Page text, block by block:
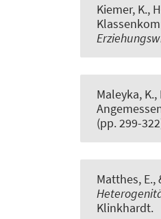
Kiemer, K.,
Maleyka,
(pp. 299-
Matthes, E.,
Klinkhardt.